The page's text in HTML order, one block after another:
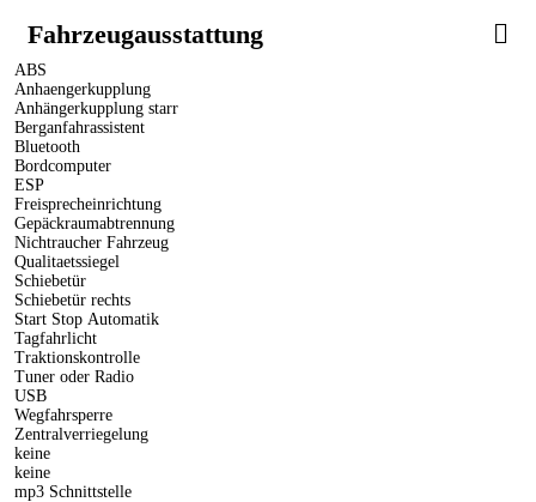
Fahrzeugausstattung
ABS
Anhaengerkupplung
Anhängerkupplung starr
Berganfahrassistent
Bluetooth
Bordcomputer
ESP
Freisprecheinrichtung
Gepäckraumabtrennung
Nichtraucher Fahrzeug
Qualitaetssiegel
Schiebetür
Schiebetür rechts
Start Stop Automatik
Tagfahrlicht
Traktionskontrolle
Tuner oder Radio
USB
Wegfahrsperre
Zentralverriegelung
keine
keine
mp3 Schnittstelle